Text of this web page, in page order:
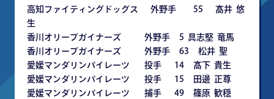
高知ファイティングドッグス 外野手 55 髙井 悠
生
香川オリーブガイナーズ 外野手 5 具志堅 竜馬
香川オリーブガイナーズ 外野手 63 松井 聖
愛媛マンダリンパイレーツ 投手 14 髙下 貴生
愛媛マンダリンパイレーツ 投手 15 田邊 正尊
愛媛マンダリンパイレーツ 捕手 49 篠原 歓穏